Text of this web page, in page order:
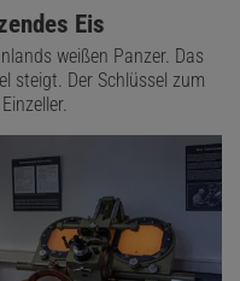
Eis
weißen Panzer. Das
steigt. Der Schlüssel zum